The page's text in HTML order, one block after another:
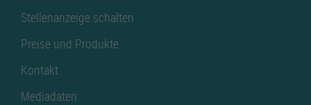
Stellenanzeige schalten
Preise und Produkte
Kontakt
Mediadaten